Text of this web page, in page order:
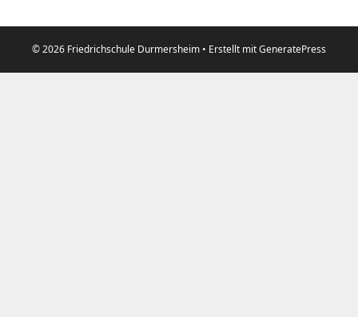
© 2026 Friedrichschule Durmersheim • Erstellt mitGeneratePress